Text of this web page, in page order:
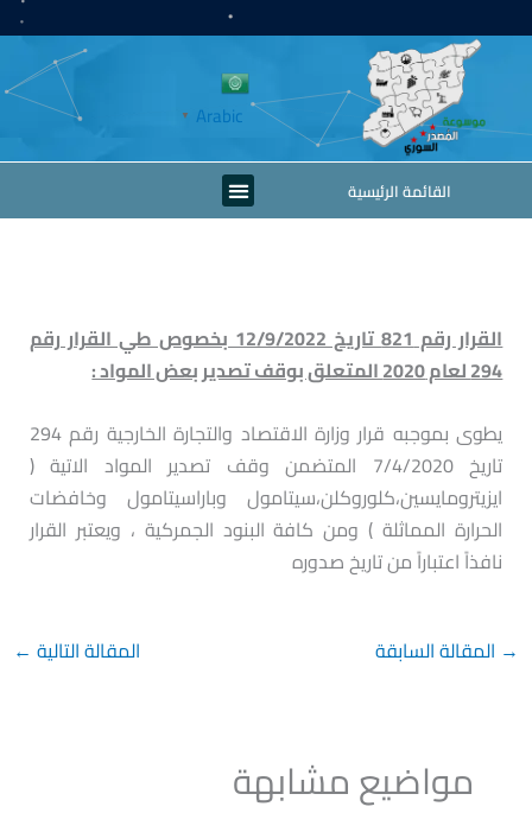
إلى
Arabic
▼
القائمة الرئيسية Menu
القرار رقم 821 تاريخ 12/9/2022 بخصوص طي القرار رقم
294 لعام 2020 المتعلق بوقف تصدير بعض المواد :
يطوى بموجبه قرار وزارة الاقتصاد والتجارة الخارجية رقم 294
تاريخ 7/4/2020 المتضمن وقف تصدير المواد الاتية (
ايزيترومايسين،كلوروكلن،سيتامول وباراسيتامول وخافضات
الحرارة المماثلة ) ومن كافة البنود الجمركية ، ويعتبر القرار
نافذاً اعتباراً من تاريخ صدوره
→ المقالة السابقة المقالة التالية ←
مواضيع مشابهة